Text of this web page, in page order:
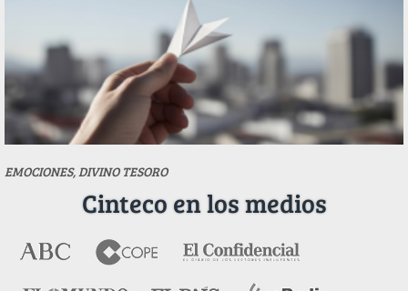
EMOCIONES, DIVINO TESORO
Cinteco en los medios